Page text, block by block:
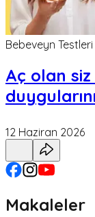
Bebeveyn Testleri
Aç olan
12 Haziran 2026
Makaleler